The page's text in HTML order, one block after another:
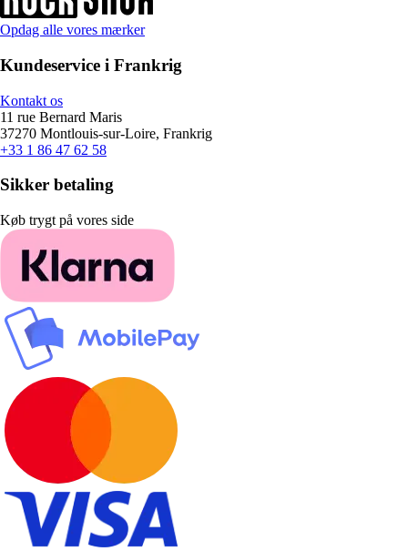
Opdag alle vores mærker
Kundeservice i Frankrig
Kontakt os
11 rue Bernard Maris
37270 Montlouis-sur-Loire, Frankrig
+33 1 86 47 62 58
Sikker betaling
Køb trygt på vores side